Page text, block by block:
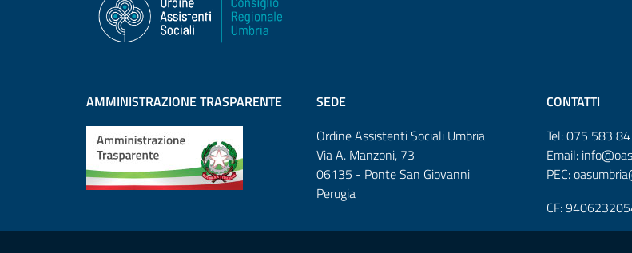
AMMINISTRAZIONE TRASPARENTE
SEDE
Ordine Assistenti Sociali Umbria
Via A. Manzoni, 73
06135 - Ponte San Giovanni
Perugia
CONTATTI
Tel: 075 583
Email:
PEC:
CF: